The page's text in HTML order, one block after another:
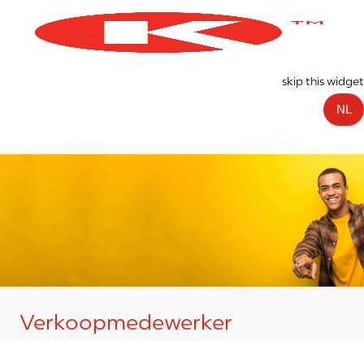
skip this widget
NL
Verkoopmedewerker